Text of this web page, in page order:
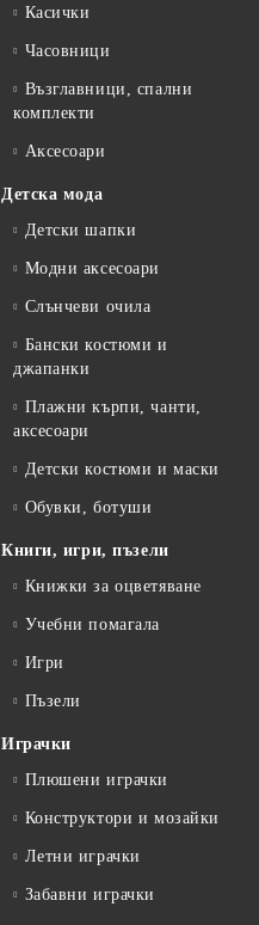
Касички
Часовници
Възглавници, спални
комплекти
Аксесоари
Детска мода
Детски шапки
Модни аксесоари
Слънчеви очила
Бански костюми и
джапанки
Плажни кърпи, чанти,
аксесоари
Детски костюми и маски
Обувки, ботуши
Книги, игри, пъзели
Книжки за оцветяване
Учебни помагала
Игри
Пъзели
Играчки
Плюшени играчки
Конструктори и мозайки
Летни играчки
Забавни играчки